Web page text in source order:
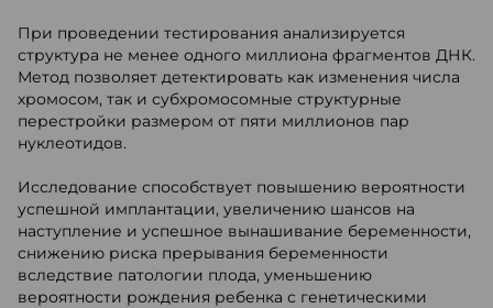
При проведении тестирования анализируется
структура не менее одного миллиона фрагментов ДНК.
Метод позволяет детектировать как изменения числа
хромосом, так и субхромосомные структурные
перестройки размером от пяти миллионов пар
нуклеотидов.
Исследование способствует повышению вероятности
успешной имплантации, увеличению шансов на
наступление и успешное вынашивание беременности,
снижению риска прерывания беременности
вследствие патологии плода, уменьшению
вероятности рождения ребенка с генетическими